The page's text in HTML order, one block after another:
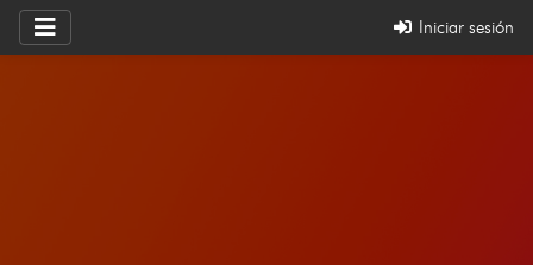
Iniciar sesión